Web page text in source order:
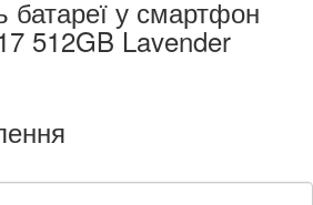
батареї у смартфон
512GB Lavender